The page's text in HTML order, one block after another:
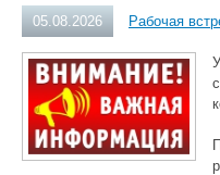
05.08.2026 Рабочая